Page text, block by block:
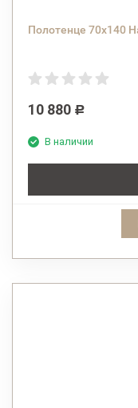
Полотенце 70х140
10 880 Р
В наличии